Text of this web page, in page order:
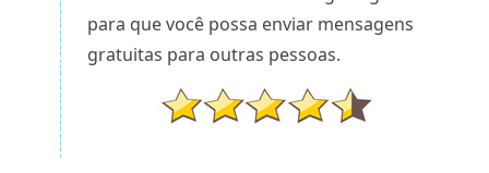
para que você possa enviar mensagens
gratuitas para outras pessoas.